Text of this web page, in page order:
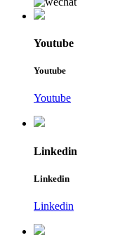
Youtube
Youtube
Youtube
Linkedin
Linkedin
Linkedin